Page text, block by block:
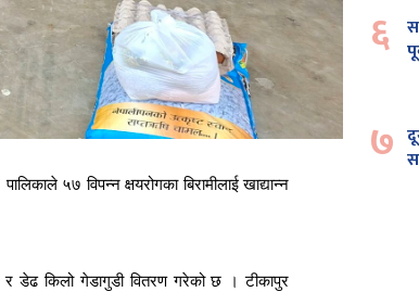
पालिकाले ५७ विपन्न क्षयरोगका बिरामीलाई खाद्यान्न
र डेढ किलो गेडागुडी वितरण गरेको छ । टीकापुर
६
७